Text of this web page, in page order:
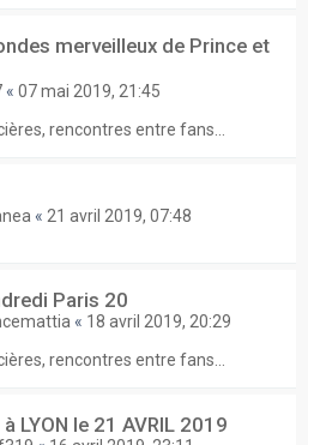
merveilleux de Prince et
« 07 mai 2019, 21:45
rencontres entre fans...
« 21 avril 2019, 07:48
Paris 20
« 18 avril 2019, 20:29
rencontres entre fans...
à LYON le 21 AVRIL 2019